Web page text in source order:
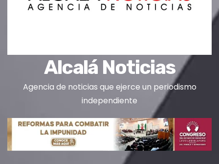
Alcalá Noticias
Agencia de noticias que ejerce un periodismo
independiente